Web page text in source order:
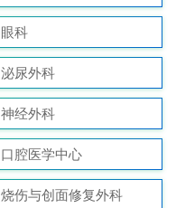
眼科
泌尿外科
神经外科
口腔医学中心
烧伤与创面修复外科